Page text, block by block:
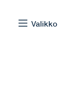
Valikko